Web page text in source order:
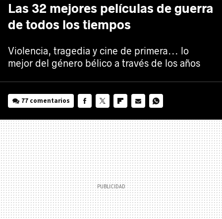
Las 32 mejores películas de guerra
de todos los tiempos
Violencia, tragedia y cine de primera... lo
mejor del género bélico a través de los años
77 comentarios
MAIL